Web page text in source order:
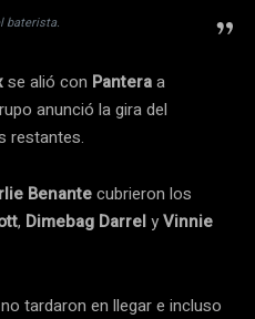
baterista.
se alió con Panteraa
anunció la gira del
restantes.
Benantecubrieron los
, Dimebag DarrelyVinnie
tardaron en llegar e incluso